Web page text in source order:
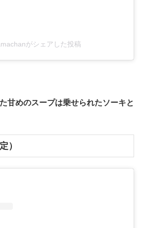
がシェアした投稿
甘めのスープは乗せられたソーキと
）